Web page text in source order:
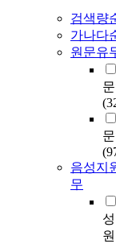
검색량
가나다
원문유
음성지
무
성
원